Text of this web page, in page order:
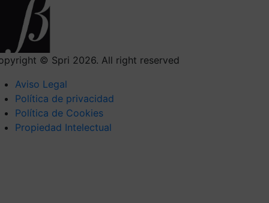
© Spri 2026. All right reserved
Aviso Legal
Política de privacidad
Política de Cookies
Propiedad Intelectual